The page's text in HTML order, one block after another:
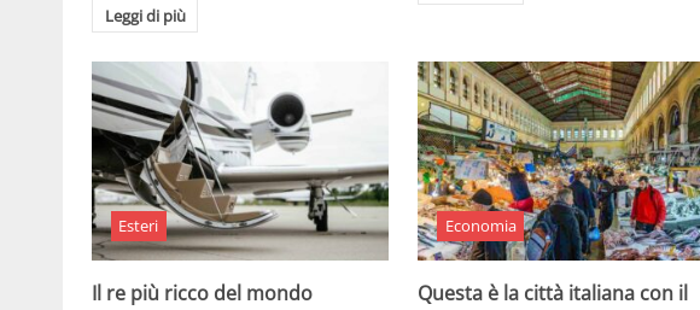
Leggi di più
Esteri
Il re più ricco del mondo
Economia
Questa è la città italiana con il